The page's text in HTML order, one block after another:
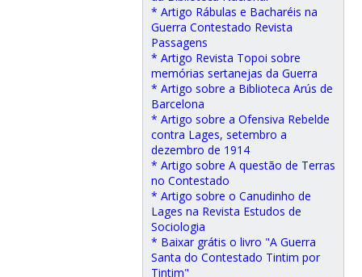
* Artigo Rábulas e Bacharéis na
Guerra Contestado Revista
Passagens
* Artigo Revista Topoi sobre
memórias sertanejas da Guerra
* Artigo sobre a Biblioteca Arús de
Barcelona
* Artigo sobre a Ofensiva Rebelde
contra Lages, setembro a
dezembro de 1914
* Artigo sobre A questão de Terras
no Contestado
* Artigo sobre o Canudinho de
Lages na Revista Estudos de
Sociologia
* Baixar grátis o livro "A Guerra
Santa do Contestado Tintim por
Tintim"